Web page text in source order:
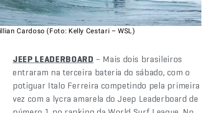
Cardoso (Foto: Kelly Cestari – WSL)
JEEP LEADERBOARD – Mais dois brasileiros
entraram na terceira bateria do sábado, com o
potiguar Italo Ferreira competindo pela primeira
vez com a lycra amarela do Jeep Leaderboard de